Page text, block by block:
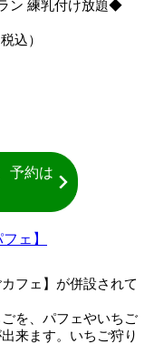
ン 練乳付け放題◆
込）
予約は
フェ】が併設されて
を、パフェやいちご
来ます。いちご狩り